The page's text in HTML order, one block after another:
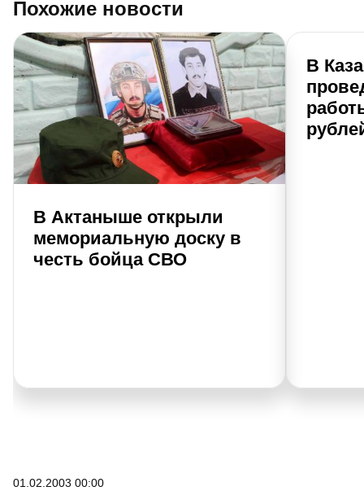
Похожие новости
В Актаныше открыли
мемориальную доску в
честь бойца СВО
В
01.02.2003 00:00